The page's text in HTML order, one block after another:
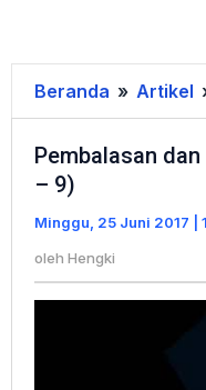
Beranda » Artikel
Pembalasan
– 9)
Minggu, 25 Juni 2017 |
oleh Hengki